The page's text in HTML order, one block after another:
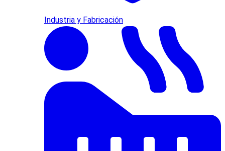
Industria y Fabricación